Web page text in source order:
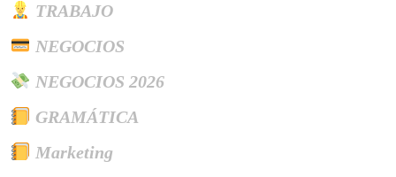
TRABAJO
NEGOCIOS
NEGOCIOS 2026
GRAMÁTICA
Marketing